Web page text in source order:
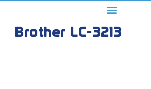
Brother LC-3213